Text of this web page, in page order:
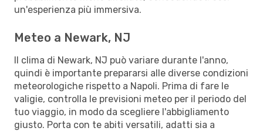
un'esperienza più immersiva.
Meteo a Newark, NJ
Il clima di Newark, NJ può variare durante l'anno,
quindi è importante prepararsi alle diverse condizioni
meteorologiche rispetto a Napoli. Prima di fare le
valigie, controlla le previsioni meteo per il periodo del
tuo viaggio, in modo da scegliere l'abbigliamento
giusto. Porta con te abiti versatili, adatti sia a